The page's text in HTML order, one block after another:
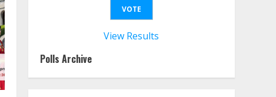
View Results
Polls Archive